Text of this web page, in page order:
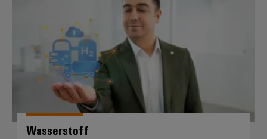
Wasserstoff